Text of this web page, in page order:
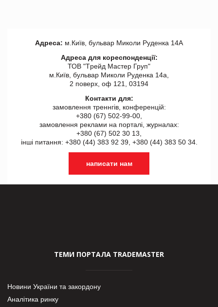
Адреса: м.Київ, бульвар Миколи Руденка 14А
Адреса для кореспонденції:
ТОВ "Tрейд Мастер Груп"
м.Київ, бульвар Миколи Руденка 14а,
2 поверх, оф 121, 03194
Контакти для:
замовлення треннгів, конференцій:
+380 (67) 502-99-00,
замовлення реклами на порталі, журналах:
+380 (67) 502 30 13,
інші питання: +380 (44) 383 92 39, +380 (44) 383 50 34.
написати нам
ТЕМИ ПОРТАЛА TRADEMASTER
Новини України та закордону
Аналітика ринку